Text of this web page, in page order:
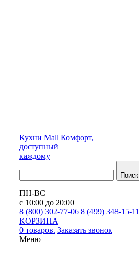
Кухни Mall Комфорт,
доступный
каждому
Поиск
ПН-ВС
с 10:00 до 20:00
8 (800) 302-77-06 8 (499) 348-15-11
КОРЗИНА
0 товаров. Заказать звонок
Меню